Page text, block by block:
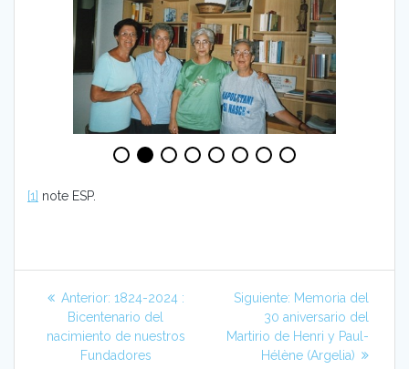
[1] note ESP.
Navegación
Anterior: Entrada
anterior:
1824-2024 :
Bicentenario del
nacimiento de nuestros
Fundadores
Siguiente: Siguiente
entrada:
Memoria del
30 aniversario del
Martirio de Henri y Paul-
Hélène (Argelia)